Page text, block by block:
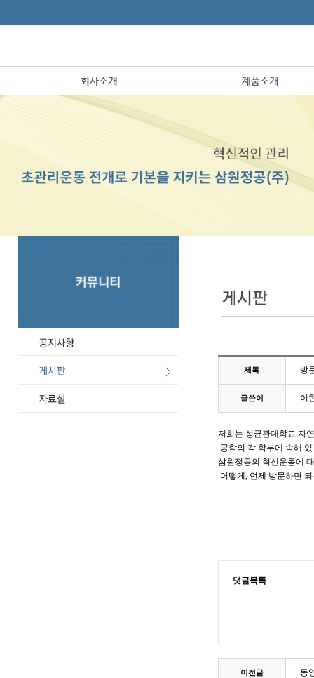
제목 방
글쓴이 이
저희는 성균관대학교 자
공학의 각 학부에 속해
삼원정공의 혁신운동에
어떻게, 언제 방문하면
댓글목록
이전글 동